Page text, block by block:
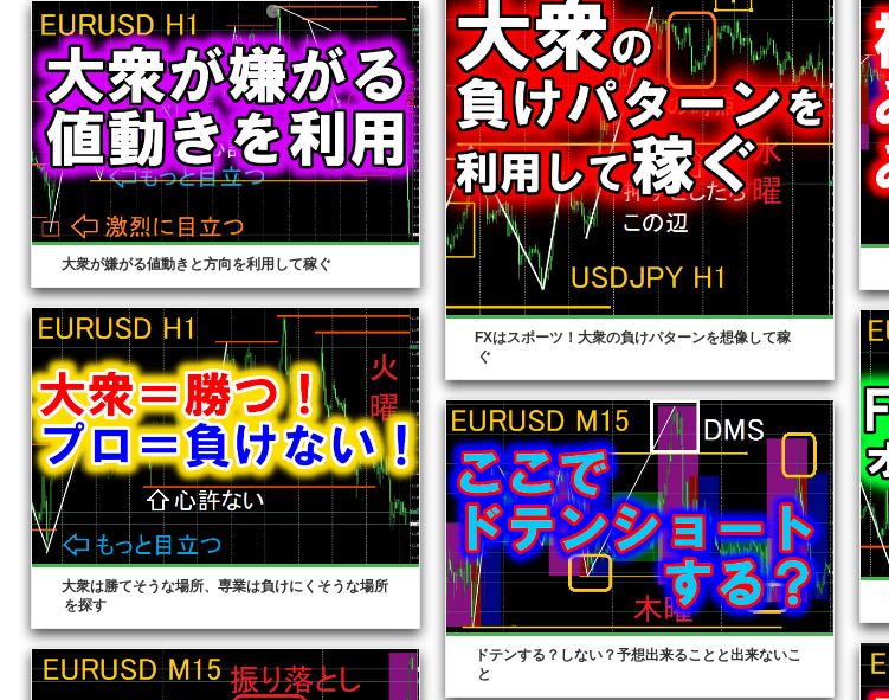
FXはスポーツ！大衆の負けパターンを想像して稼
ぐ
大衆が嫌がる値動きと方向を利用して稼ぐ
大衆は勝てそうな場所、専業は負けにくそうな場所
を探す
ドテンする？しない？予想出来ることと出来ないこ
と